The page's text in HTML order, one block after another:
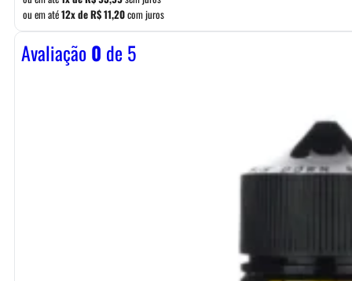
ou em até12x deR$11,20com juros
Avaliação0 de 5